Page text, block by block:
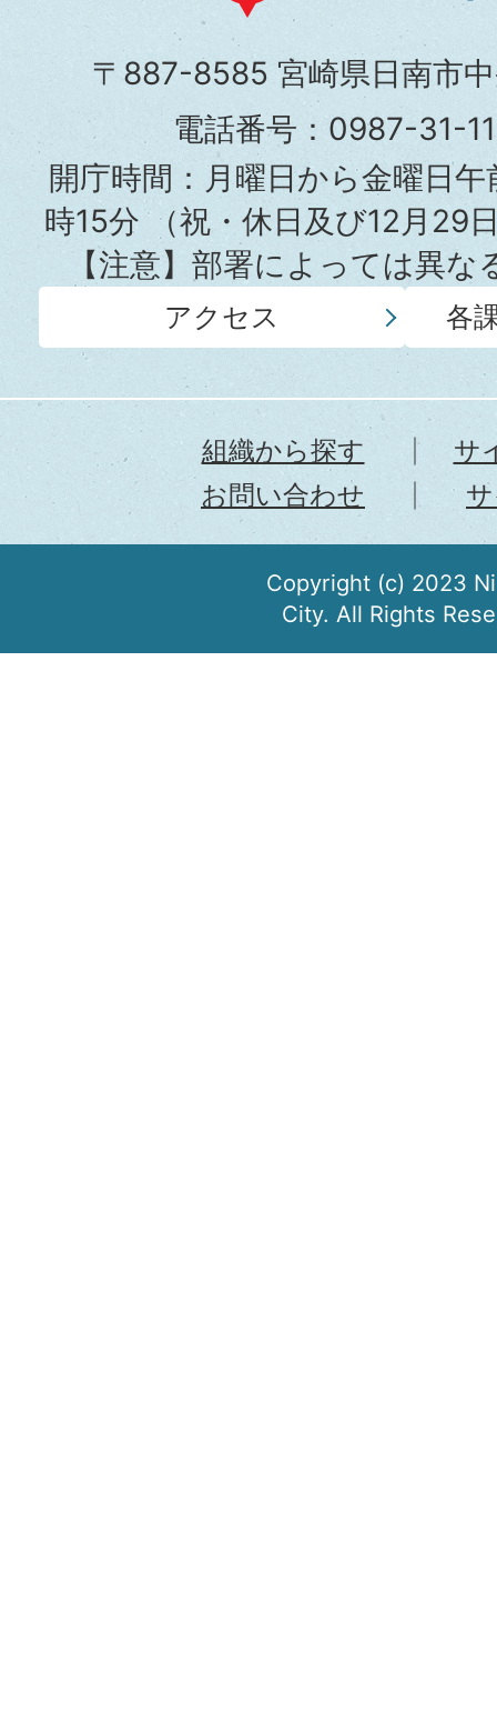
南
市
役
所
〒887-8585 宮崎県日南市
電話番号：0987-31-
開庁時間：月曜日から金曜日
時15分（祝・休日及び12月29
【注意】部署によっては異
アクセス 各
組織から探す
サ
お問い合わせ
Copyright (c) 2023
City. All Rights